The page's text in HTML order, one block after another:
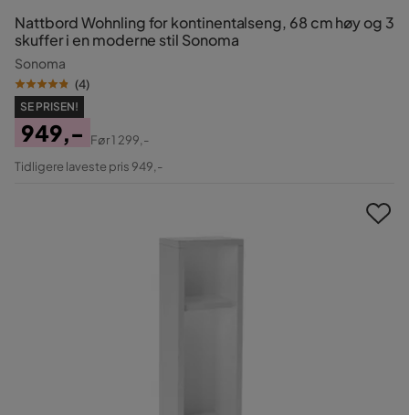
Nattbord Wohnling for kontinentalseng, 68 cm høy og 3
skuffer i en moderne stil Sonoma
Sonoma
(4)
SE PRISEN!
Pris
949,-
Original
Før1 299,-
Tidligere laveste pris 949,-